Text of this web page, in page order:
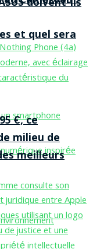
et quel sera
doivent-ils
€, ce
milieu de
meilleurs